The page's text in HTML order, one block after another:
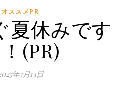
オススメPR
夏休みです
(PR)
年7月14日